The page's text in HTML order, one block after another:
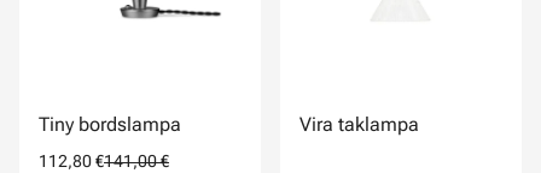
Tiny bordslampa
112,80 €141,00 €
Vira taklampa